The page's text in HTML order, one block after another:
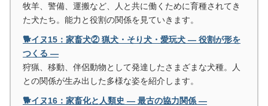
牧羊、警備、運搬など、人と共に働くために育種されてき
た犬たち。能力と役割の関係を見ていきます。
🐕イヌ15：家畜犬② 猟犬・そり犬・愛玩犬 ― 役割が形を
つくる ―
狩猟、移動、伴侶動物として発達したさまざまな犬種。人
との関係が生み出した多様な姿を紹介します。
🐕イヌ16：家畜化と人類史 ― 最古の協力関係 ―